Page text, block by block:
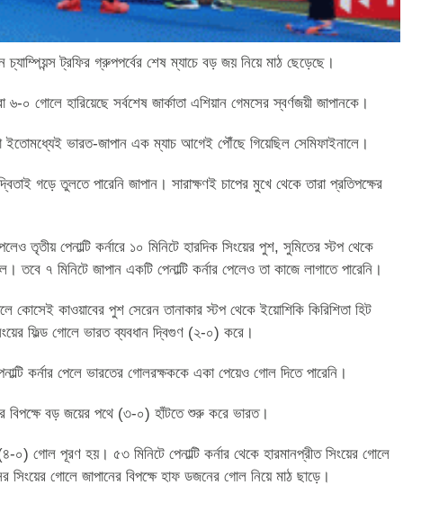
ট্রফির গ্রুপপর্বের শেষ ম্যাচে বড় জয় নিয়ে মাঠ ছেড়েছে।
০ গোলে হারিয়েছে সর্বশেষ জার্কাতা এশিয়ান গেমসের স্বর্ণজয়ী জাপানকে।
ভারত-জাপান এক ম্যাচ আগেই পৌঁছে গিয়েছিল সেমিফাইনালে।
গড়ে তুলতে পারেনি জাপান। সারাক্ষণই চাপের মুখে থেকে তারা প্রতিপক্ষের
তৃতীয় পেনাল্টি কর্নারে ১০ মিনিটে হারদিক সিংয়ের পুশ, সুমিতের স্টপ থেকে
৭ মিনিটে জাপান একটি পেনাল্টি কর্নার পেলেও তা কাজে লাগাতে পারেনি।
কোসেই কাওয়াবের পুশ সেরেন তানাকার স্টপ থেকে ইয়োশিকি কিরিশিতা হিট
ফিল্ড গোলে ভারত ব্যবধান দ্বিগুণ (২-০) করে।
কর্নার পেলে ভারতের গোলরক্ষককে একা পেয়েও গোল দিতে পারেনি।
বিপক্ষে বড় জয়ের পথে (৩-০) হাঁটতে শুরু করে ভারত।
০) গোল পূরণ হয়। ৫৩ মিনিটে পেনাল্টি কর্নার থেকে হারমানপ্রীত সিংয়ের গোলে
গোলে জাপানের বিপক্ষে হাফ ডজনের গোল নিয়ে মাঠ ছাড়ে।